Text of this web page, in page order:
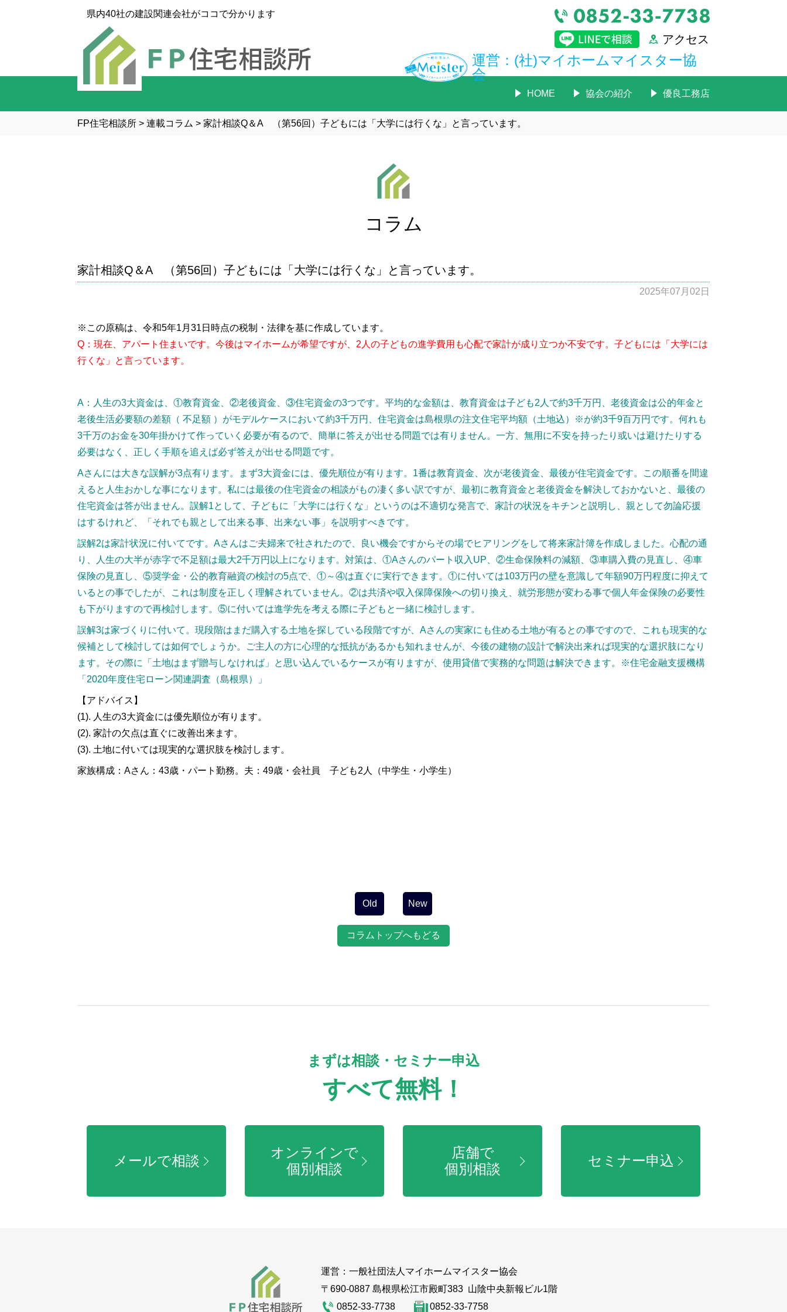
県内40社の建設関連会社がココで分かります
運営：(社)マイホームマイスター協
会
アクセス
HOME 協会の紹介 優良工務店
FP住宅相談所 > 連載コラム > 家計相談Q＆A （第56回）子どもには「大学には行くな」と言っています。
コラム
家計相談Q＆A （第56回）子どもには「大学には行くな」と言っています。
2025年07月02日
※この原稿は、令和5年1月31日時点の税制・法律を基に作成しています。
Q：現在、アパート住まいです。今後はマイホームが希望ですが、2人の子どもの進学費用も心配で家計が成り立つか不安です。子どもには「大学には
行くな」と言っています。
A：人生の3大資金は、①教育資金、②老後資金、③住宅資金の3つです。平均的な金額は、教育資金は子ども2人で約3千万円、老後資金は公的年金と
老後生活必要額の差額（ 不足額 ）がモデルケースにおいて約3千万円、住宅資金は島根県の注文住宅平均額（土地込）
※が約3千9百万円です。何れも
3千万のお金を30年掛かけて作っていく必要が有るので、簡単に答えが出せる問題では有りません。一方、無用に不安を持ったり或いは避けたりする
必要はなく、正しく手順を追えば必ず答えが出せる問題です。
Aさんには大きな誤解が3点有ります。まず3大資金には、優先順位が有ります。1番は教育資金、次が老後資金、最後が住宅資金です。この順番を間違
えると人生おかしな事になります。私には最後の住宅資金の相談がもの凄く多い訳ですが、最初に教育資金と老後資金を解決しておかないと、最後の
住宅資金は答が出ません。誤解1として、子どもに「大学には行くな」というのは不適切な発言で、家計の状況をキチンと説明し、親として勿論応援
はするけれど、「それでも親として出来る事、出来ない事」を説明すべきです。
誤解2は家計状況に付いてです。Aさんはご夫婦来で社されたので、良い機会ですからその場でヒアリングをして将来家計簿を作成しました。心配の通
り、人生の大半が赤字で不足額は最大2千万円以上になります。対策は、①Aさんのパート収入UP、②生命保険料の減額、③車購入費の見直し、④車
保険の見直し、⑤奨学金・公的教育融資の検討の5点で、①～④は直ぐに実行できます。①に付いては103万円の壁を意識して年額90万円程度に抑えて
いるとの事でしたが、これは制度を正しく理解されていません。②は共済や収入保障保険への切り換え、就労形態が変わる事で個人年金保険の必要性
も下がりますので再検討します。⑤に付いては進学先を考える際に子どもと一緒に検討します。
誤解3は家づくりに付いて。現段階はまだ購入する土地を探している段階ですが、Aさんの実家にも住める土地が有るとの事ですので、これも現実的な
候補として検討しては如何でしょうか。ご主人の方に心理的な抵抗があるかも知れませんが、今後の建物の設計で解決出来れば現実的な選択肢になり
ます。その際に「土地はまず贈与しなければ」と思い込んでいるケースが有りますが、使用貸借で実務的な問題は解決できます。※住宅金融支援機構
「2020年度住宅ローン関連調査（島根県）」
【アドバイス】
(1). 人生の3大資金には優先順位が有ります。
(2). 家計の欠点は直ぐに改善出来ます。
(3). 土地に付いては現実的な選択肢を検討します。
家族構成：Aさん：43歳・パート勤務。夫：49歳・会社員 子ども2人（中学生・小学生）
Old New
コラムトップへもどる
まずは相談・セミナー申込
すべて無料！
メールで相談
オンラインで
個別相談
店舗で
個別相談
セミナー申込
運営： 一般社団法人マイホームマイスター協会
〒690-0887 島根県松江市殿町383 山陰中央新報ビル1階
0852-33-7738
0852-33-7758